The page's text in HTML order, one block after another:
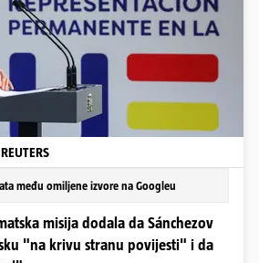
među omiljene izvore na Googleu
misija dodala da Sánchezov
"na krivu stranu povijesti" i da